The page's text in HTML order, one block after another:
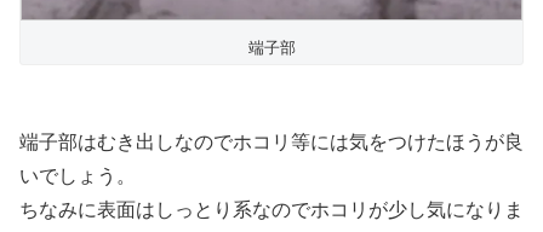
端子部
端子部はむき出しなのでホコリ等には気をつけたほうが良
いでしょう。
ちなみに表面はしっとり系なのでホコリが少し気になりま